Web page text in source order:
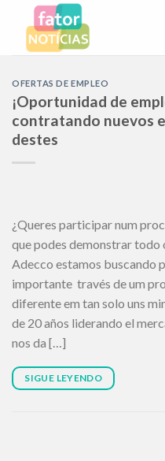
content
OFERTAS DE EMPLEO
¡Oportunidad de
contratando nuevos
destes
¿Queres participar num
que podes demonstrar todo
Adecco estamos buscando
importante través de um
diferente em tan solo uns
de 20 años liderando el
nos da […]
SIGUE LEYENDO